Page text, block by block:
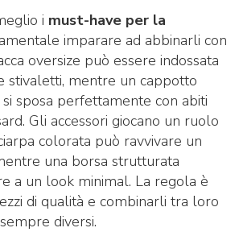
i must-have per la
imparare ad abbinarli con
oversize può essere indossata
stivaletti, mentre un cappotto
sposa perfettamente con abiti
Gli accessori giocano un ruolo
colorata può ravvivare un
una borsa strutturata
a un look minimal. La regola è
di qualità e combinarli tra loro
diversi.